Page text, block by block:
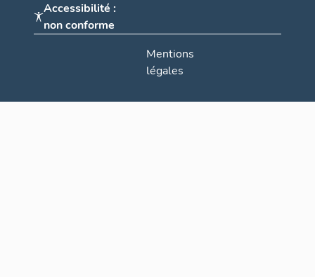
Accessibilité :
non conforme
Mentions
légales